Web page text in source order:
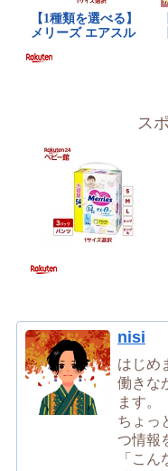
ス
nisi
はじめ
働きな
ます。
ちょっ
つ情報
「こ